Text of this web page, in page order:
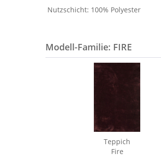
Nutzschicht: 100% Polyester
Modell-Familie: FIRE
Teppich
Fire